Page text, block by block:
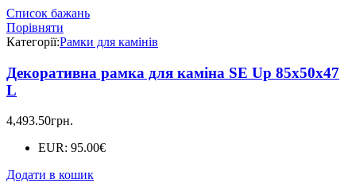
Список бажань
Порівняти
Категорії:Рамки для камінів
Декоративна рамка для каміна SE Up 85х50х47
L
4,493.50грн.
EUR: 95.00€
Додати в кошик